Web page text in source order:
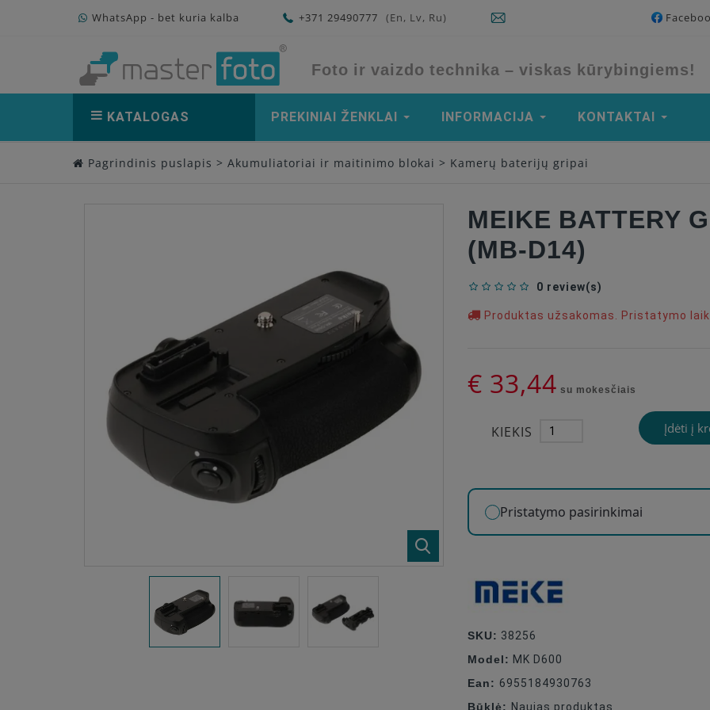
WhatsApp - bet kuria kalba +371 29490777 (En, Lv, Ru)
Foto ir vaizdo technika – viskas kūrybingiems!
KATALOGAS PREKINIAI ŽENKLAI INFORMACIJA KONTAKTAI
Pagrindinis puslapis > Akumuliatoriai ir maitinimo blokai > Kamerų baterijų gripai
MEIKE BATTERY
(MB-D14)
0 review(s)
Produktas užsakomas. Pristatymo
€ 33,44 su mokesčiais
KIEKIS Įdėti į
Pristatymo pasirinkimai
SKU: 38256
Model: MK D600
Ean: 6955184930763
Būklė: Naujas produktas